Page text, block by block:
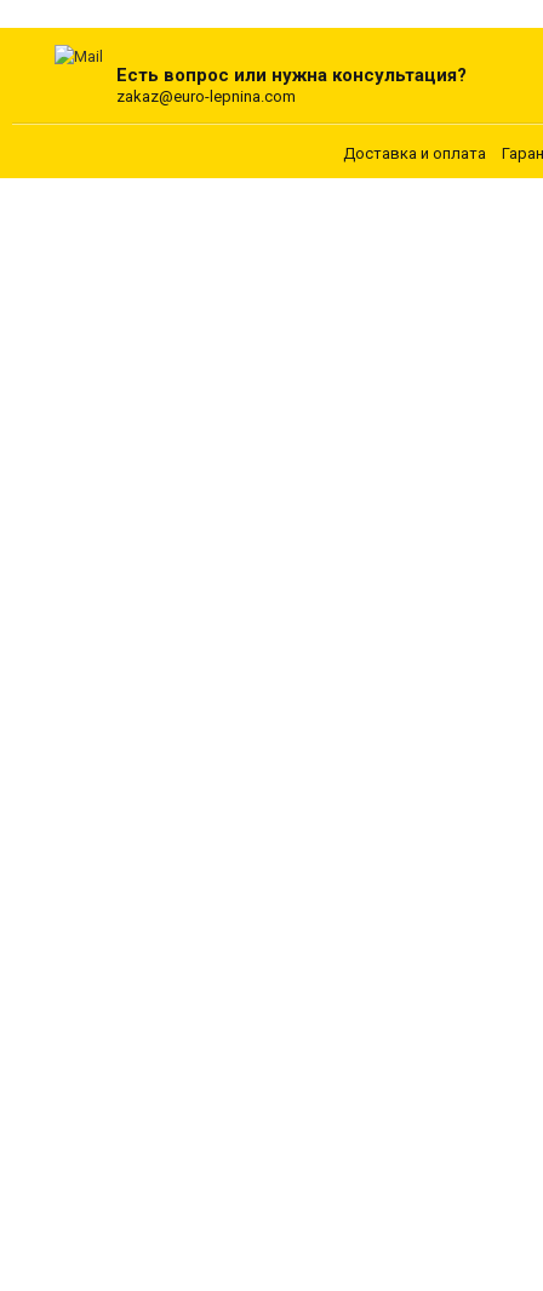
Есть вопрос или нужна консультация?
zakaz@euro-lepnina.com
Доставка и оплата